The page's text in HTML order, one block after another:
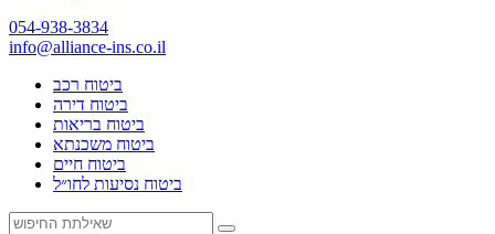
054-938-3834
info@alliance-ins.co.il
ביטוח רכב
ביטוח דירה
ביטוח בריאות
ביטוח משכנתא
ביטוח חיים
ביטוח נסיעות לחו״ל